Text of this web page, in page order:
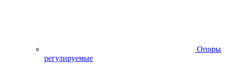
Опоры
регулируемые